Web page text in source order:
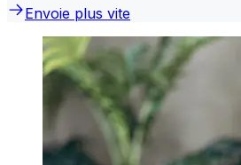
Envoie plus vite